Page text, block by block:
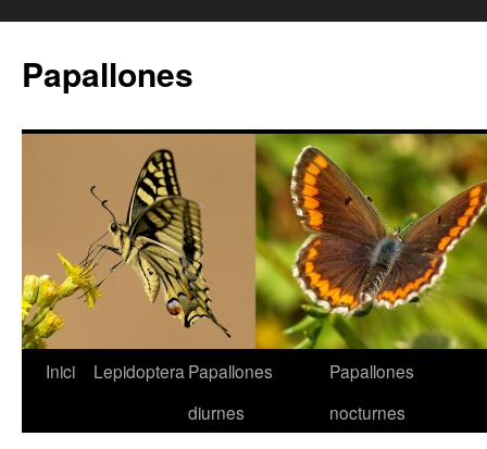
Papallones
Vés
Inici Lepidoptera Papallones
diurnes
Papallones
nocturnes